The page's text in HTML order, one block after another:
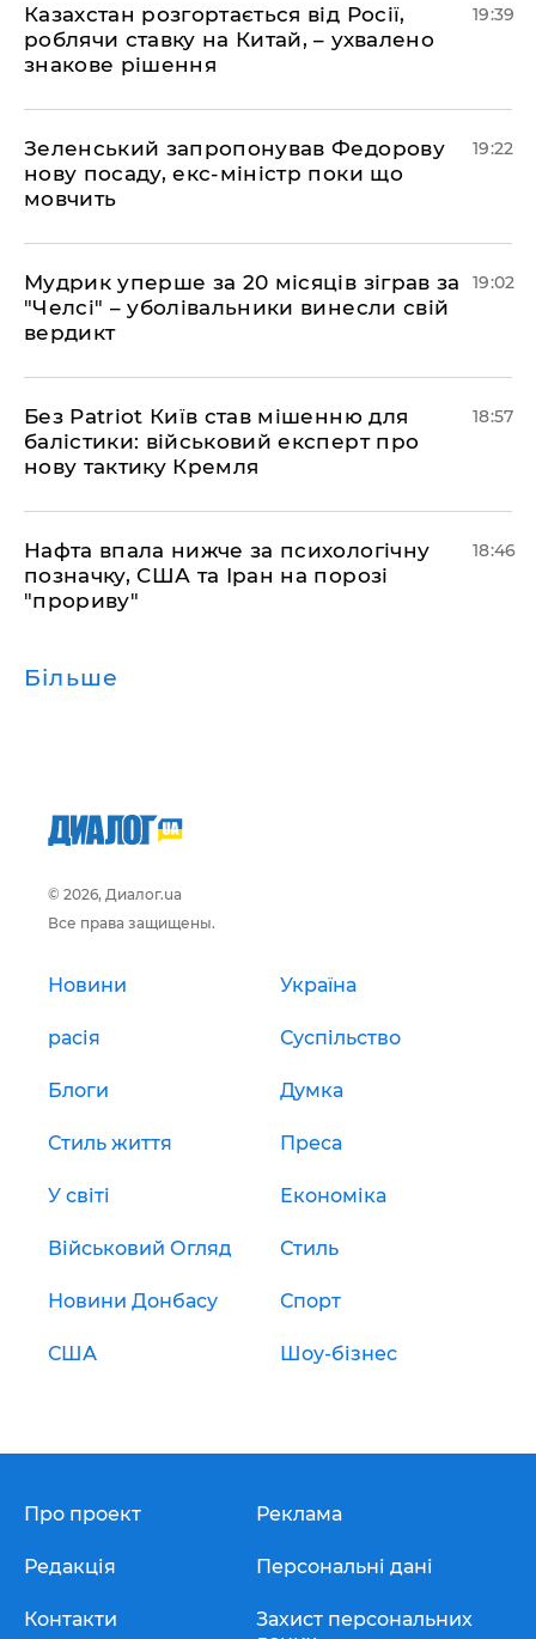
​Казахстан розгортається від Росії,
роблячи ставку на Китай, – ухвалено
знакове рішення
19:39
​Зеленський запропонував Федорову
нову посаду, екс-міністр поки що
мовчить
19:22
​Мудрик уперше за 20 місяців зіграв за
"Челсі" – уболівальники винесли свій
вердикт
19:02
​Без Patriot Київ став мішенню для
балістики: військовий експерт про
нову тактику Кремля
18:57
​Нафта впала нижче за психологічну
позначку, США та Іран на порозі
"прориву"
18:46
Більше
© 2026, Диалог.ua
Все права защищены.
Новини Україна
расія Суспільство
Блоги Думка
Стиль життя Преса
У світі Економіка
Військовий Огляд Стиль
Новини Донбасу Спорт
США Шоу-бізнес
Про проект
Редакція
Контакти
Реклама
Персональні дані
Захист персональних